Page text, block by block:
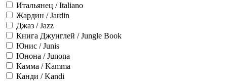
Итальянец / Italiano
Жардин / Jardin
Джаз / Jazz
Книга Джунглей / Jungle Book
Юнис / Junis
Юнона / Junona
Камма / Kamma
Канди / Kandi